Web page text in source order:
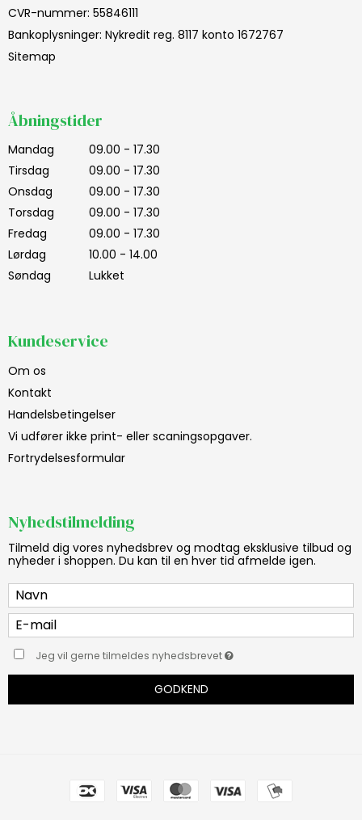
CVR-nummer: 55846111
Bankoplysninger: Nykredit reg. 8117 konto 1672767
Sitemap
Åbningstider
Mandag
09.00 - 17.30
Tirsdag
09.00 - 17.30
Onsdag
09.00 - 17.30
Torsdag
09.00 - 17.30
Fredag
09.00 - 17.30
Lørdag
10.00 - 14.00
Søndag
Lukket
Kundeservice
Om os
Kontakt
Handelsbetingelser
Vi udfører ikke print- eller scaningsopgaver.
Fortrydelsesformular
Nyhedstilmelding
Tilmeld dig vores nyhedsbrev og modtag eksklusive tilbud og
nyheder i shoppen. Du kan til en hver tid afmelde igen.
Jeg vil gerne tilmeldes nyhedsbrevet
GODKEND